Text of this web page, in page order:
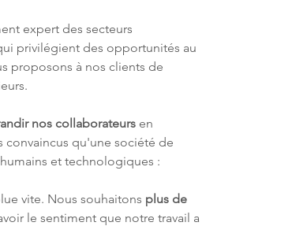
expert des secteurs
privilégient des opportunités au
proposons à nos clients de
nos collaborateurs en
convaincus qu'une société de
et technologiques :
vite. Nous souhaitons plus de
le sentiment que notre travail a